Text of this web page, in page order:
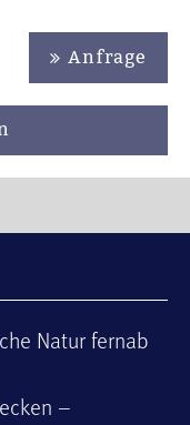
Anfrage
Natur fernab
–